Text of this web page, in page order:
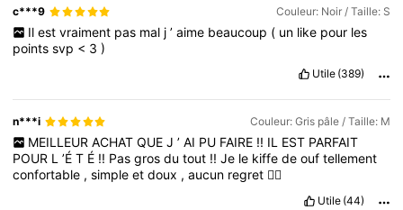
c***9 Couleur: Noir / Taille: S
Il est vraiment pas mal j ’ aime beaucoup ( un like pour les
pointssvp < 3)
Utile (389)
n***i Couleur: Gris pâle / Taille: M
MEILLEUR ACHAT QUE J ’ AI PU FAIRE !! IL EST PARFAIT
POUR L’ÉT É !! Pasgrosdutout !!Je le kiffedeouftellement
confortable ,simpleetdoux ,aucun regret 🙂‍↔️
Utile (44)